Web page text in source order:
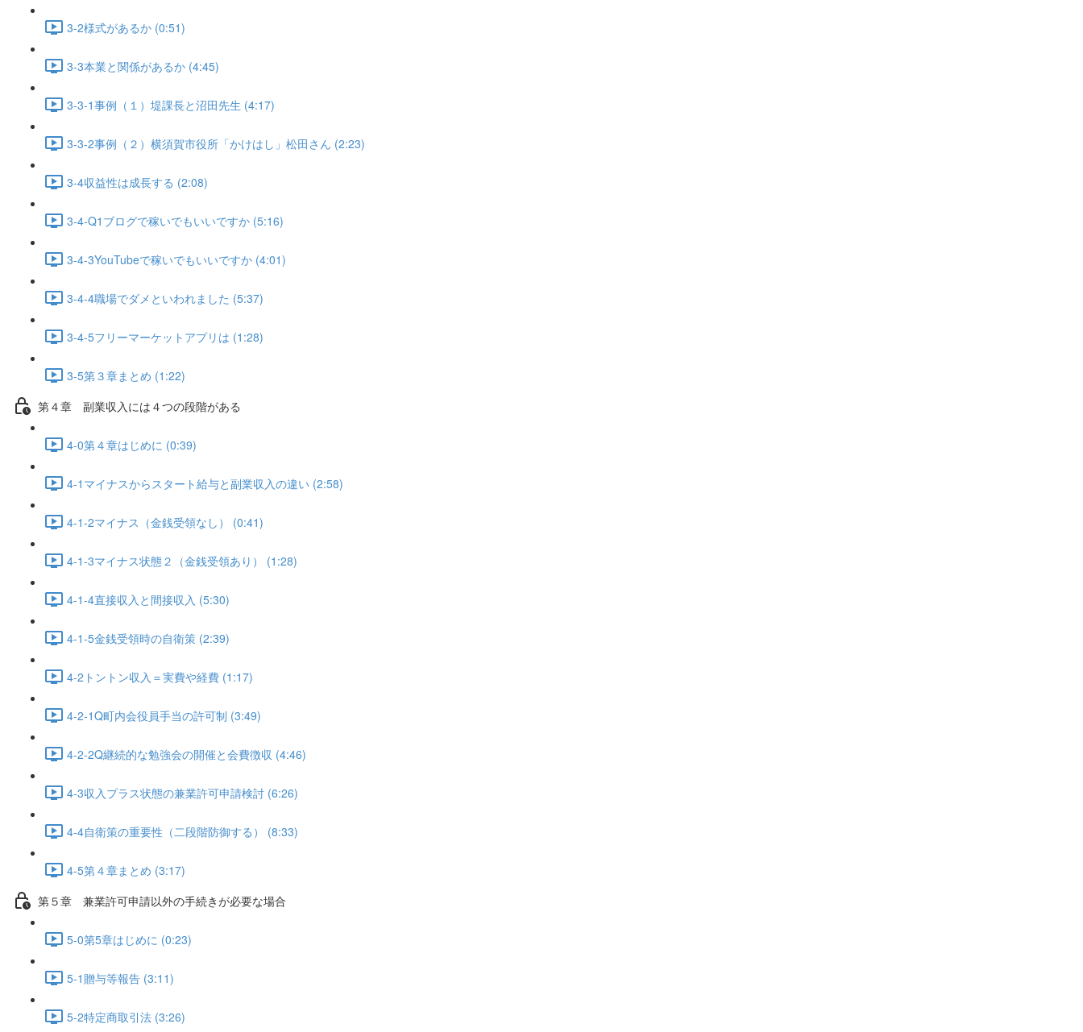
3-2様式があるか (0:51)
3-3本業と関係があるか (4:45)
3-3-1事例（１）堤課長と沼田先生 (4:17)
3-3-2事例（２）横須賀市役所「かけはし」松田さん (2:23)
3-4収益性は成長する (2:08)
3-4-Q1ブログで稼いでもいいですか (5:16)
3-4-3YouTubeで稼いでもいいですか (4:01)
3-4-4職場でダメといわれました (5:37)
3-4-5フリーマーケットアプリは (1:28)
3-5第３章まとめ (1:22)
第４章 副業収入には４つの段階がある
4-0第４章はじめに (0:39)
4-1マイナスからスタート給与と副業収入の違い (2:58)
4-1-2マイナス（金銭受領なし） (0:41)
4-1-3マイナス状態２（金銭受領あり） (1:28)
4-1-4直接収入と間接収入 (5:30)
4-1-5金銭受領時の自衛策 (2:39)
4-2トントン収入＝実費や経費 (1:17)
4-2-1Q町内会役員手当の許可制 (3:49)
4-2-2Q継続的な勉強会の開催と会費徴収 (4:46)
4-3収入プラス状態の兼業許可申請検討 (6:26)
4-4自衛策の重要性（二段階防御する） (8:33)
4-5第４章まとめ (3:17)
第５章 兼業許可申請以外の手続きが必要な場合
5-0第5章はじめに (0:23)
5-1贈与等報告 (3:11)
5-2特定商取引法 (3:26)